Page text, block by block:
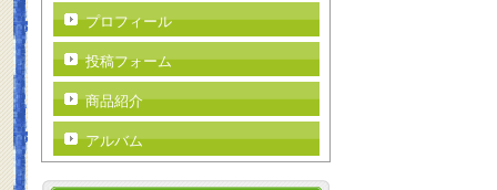
プロフィール
投稿フォーム
商品紹介
アルバム